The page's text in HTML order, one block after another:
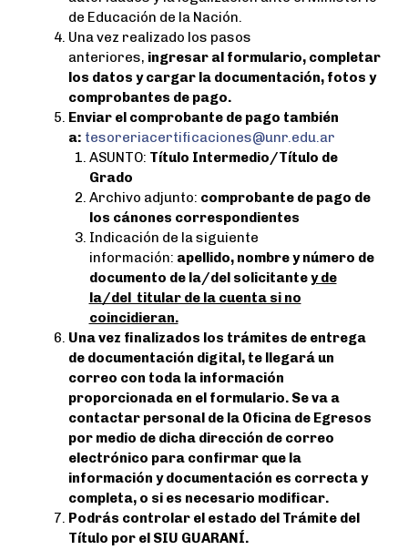
de Educación de la Nación.
Una vez realizado los pasos
anteriores, ingresar al formulario, completar
los datos y cargar la documentación, fotos y
comprobantes de pago.
Enviar el comprobante de pago también
a: tesoreriacertificaciones@unr.edu.ar
ASUNTO: Título Intermedio/Título de
Grado
Archivo adjunto: comprobante de pago de
los cánones correspondientes
Indicación de la siguiente
información: apellido, nombre y número de
documento de la/del solicitantey de
la/del titular de la cuenta si no
coincidieran.
Una vez finalizados los trámites de entrega
de documentación digital, te llegará un
correo con toda la información
proporcionada en el formulario. Se va a
contactar personal de la Oficina de Egresos
por medio de dicha dirección de correo
electrónico para confirmar que la
información y documentación es correcta y
completa, o si es necesario modificar.
Podrás controlar el estado del Trámite del
Título por el SIU GUARANÍ.